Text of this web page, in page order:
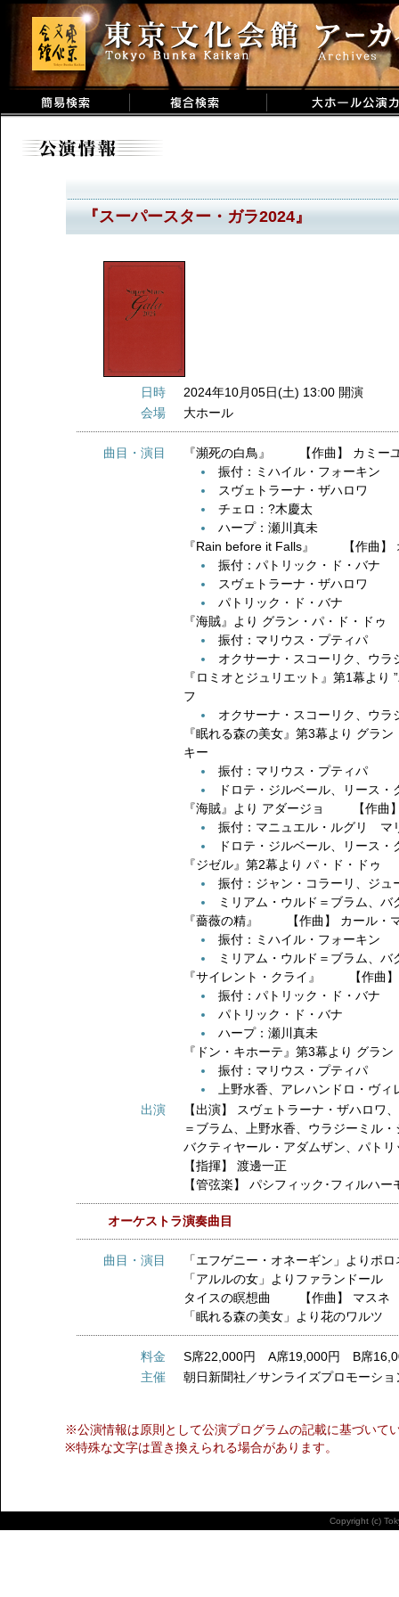
『スーパースター・ガラ2024』
日時
2024年10月05日(土) 13:00 開演
会場
大ホール
曲目・演目
『瀕死の白鳥』 【作曲】 カミー
振付：ミハイル・フォーキン
スヴェトラーナ・ザハロワ
チェロ：?木慶太
ハープ：瀬川真未
『Rain before it Falls』 【作曲】
振付：パトリック・ド・バナ
スヴェトラーナ・ザハロワ
パトリック・ド・バナ
『海賊』より グラン・パ・ド・ド
振付：マリウス・プティパ
オクサーナ・スコーリク、ウラ
『ロミオとジュリエット』第1幕よ
フ
オクサーナ・スコーリク、ウラ
『眠れる森の美女』第3幕より グ
キー
振付：マリウス・プティパ
ドロテ・ジルベール、リース・
『海賊』より アダージョ 【作曲
振付：マニュエル・ルグリ マ
ドロテ・ジルベール、リース・
『ジゼル』第2幕より パ・ド・ド
振付：ジャン・コラーリ、ジュ
ミリアム・ウルド＝ブラム、
『薔薇の精』 【作曲】 カール・
振付：ミハイル・フォーキン
ミリアム・ウルド＝ブラム、
『サイレント・クライ』 【作曲】
振付：パトリック・ド・バナ
パトリック・ド・バナ
ハープ：瀬川真未
『ドン・キホーテ』第3幕より グ
振付：マリウス・プティパ
上野水香、アレハンドロ・ヴィ
出演
【出演】
スヴェトラーナ・ザハロワ
＝ブラム、上野水香、ウラジーミル
バクティヤール・アダムザン、パト
【指揮】渡邊一正
【管弦楽】パシフィック･フィルハー
オーケストラ演奏曲目
曲目・演目
「エフゲニー・オネーギン」より
「アルルの女」よりファランドー
タイスの瞑想曲 【作曲】 マスネ
「眠れる森の美女」より花のワル
料金
S席22,000円 A席19,000円 B席
主催
朝日新聞社／サンライズプロモーショ
※公演情報は原則として公演プログラムの記載に基づいて
※特殊な文字は置き換えられる場合があります。
Copyright (c)